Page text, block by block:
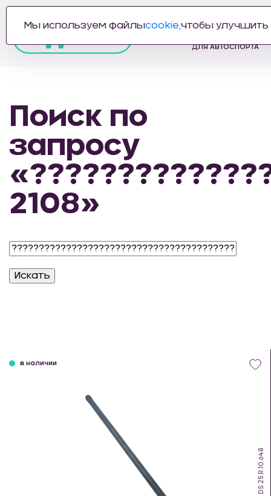
ПРОИЗВОДИТЕЛЬ
ДЛЯ АВТОСПОРТА
Поиск по
запросу
2108»
DS.25.R.10.648
в наличии
Мы используем файлыcookie, чтобы улучшить